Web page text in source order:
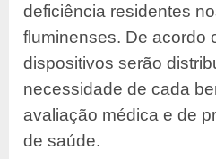
deficiência residentes
fluminenses. De acordo
dispositivos serão
necessidade de cada
avaliação médica e de
de saúde.